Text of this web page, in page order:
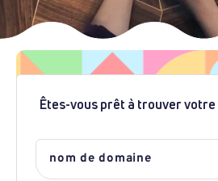
Êtes-vous prêt à trouver votre